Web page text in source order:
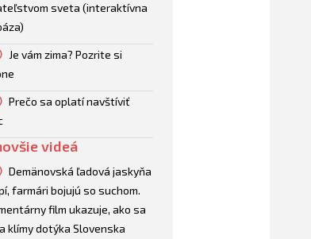
sveta (interaktívna
Je vám zima? Pozrite si
Prečo sa oplatí navštíviť
videá
Demänovská ľadová jaskyňa
farmári bojujú so suchom.
film ukazuje, ako sa
klímy dotýka Slovenska